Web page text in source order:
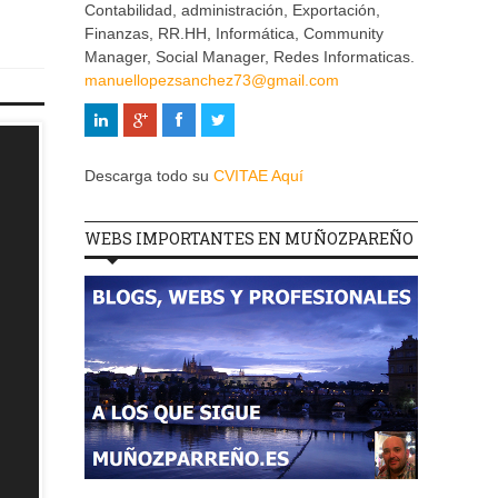
Contabilidad, administración, Exportación,
Finanzas, RR.HH, Informática, Community
Manager, Social Manager, Redes Informaticas.
manuellopezsanchez73@gmail.com
Descarga todo su CVITAE Aquí
WEBS IMPORTANTES EN MUÑOZPAREÑO